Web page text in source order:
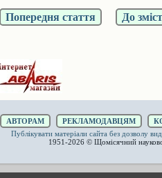
Попередня стаття До
АВТОРАМ РЕКЛАМОДАВЦЯМ
Публікувати матеріали сайта без дозволу
1951-2026 © Щомісячний